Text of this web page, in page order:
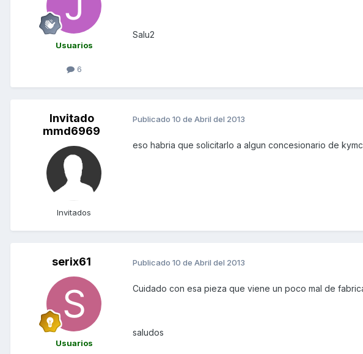
Usuarios
6
Salu2
Invitado
mmd6969
Invitados
Publicado 10 de Abril del 2013
eso habria que solicitarlo a algun concesionario de
serix61
Usuarios
Publicado 10 de Abril del 2013
Cuidado con esa pieza que viene un poco mal de
saludos